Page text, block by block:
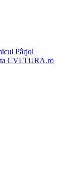
Pârjol
CVLTURA.ro